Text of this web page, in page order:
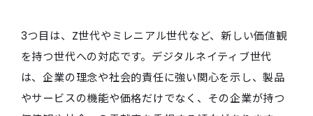
3つ目は、Z世代やミレニアル世代など、新しい価値観
を持つ世代への対応です。デジタルネイティブ世代
は、企業の理念や社会的責任に強い関心を示し、製品
やサービスの機能や価格だけでなく、その企業が持つ